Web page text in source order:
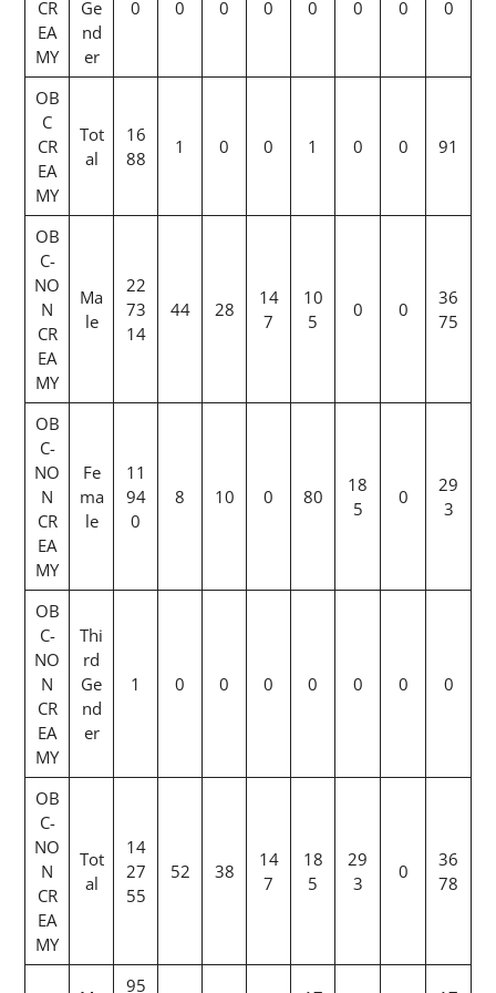
CR
EA
MY
Ge
nd
er
0 0 0 0 0 0 0 0
OB
C
CR
EA
MY
Tot
al
16
88
1 0 0 1 0 0 91
OB
C-
NO
N
CR
EA
MY
Ma
le
22
73
14
44 28
14
7
10
5
0 0
36
75
OB
C-
NO
N
CR
EA
MY
Fe
ma
le
11
94
0
8 10 0 80
18
5
0
29
3
OB
C-
NO
N
CR
EA
MY
Thi
rd
Ge
nd
er
1 0 0 0 0 0 0 0
OB
C-
NO
N
CR
EA
MY
Tot
al
14
27
55
52 38
14
7
18
5
29
3
0
36
78
95